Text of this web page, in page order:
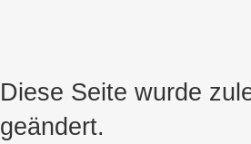
Diese Seite wurde
geändert.